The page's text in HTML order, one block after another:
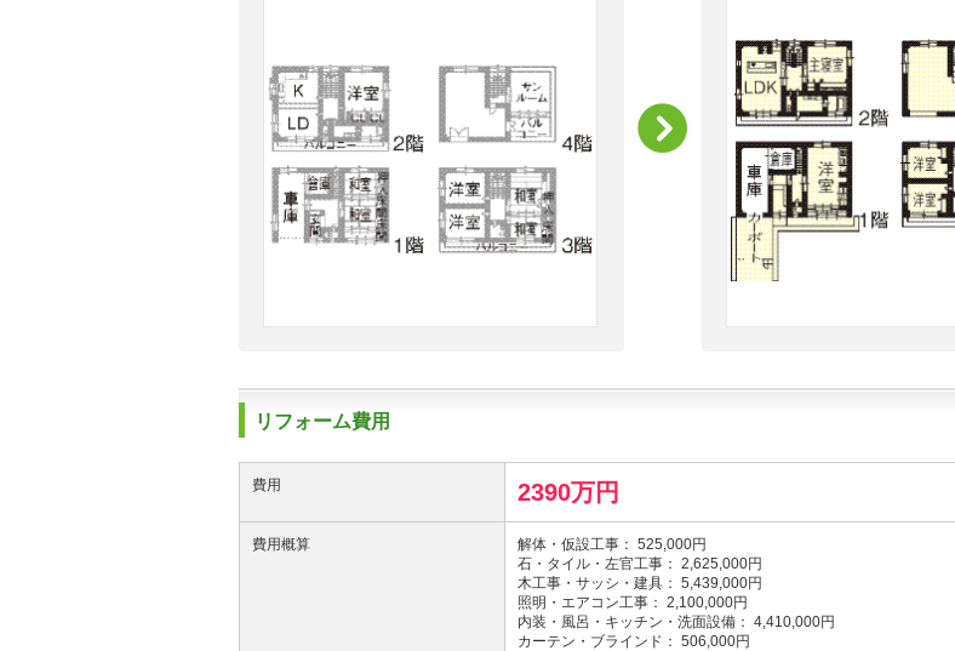
リフォーム費用
費用 2390万円
費用概算
解体・仮設工事： 525,000円
石・タイル・左官工事： 2,625,000円
木工事・サッシ・建具： 5,439,000円
照明・エアコン工事： 2,100,000円
内装・風呂・キッチン・洗面設備： 4,410,000円
カーテン・ブラインド： 506,000円